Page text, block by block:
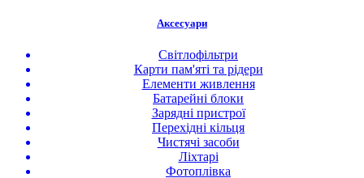
Аксесуари
Світлофільтри
Карти пам'яті та рідери
Елементи живлення
Батарейні блоки
Зарядні пристрої
Перехідні кільця
Чистячі засоби
Ліхтарі
Фотоплівка